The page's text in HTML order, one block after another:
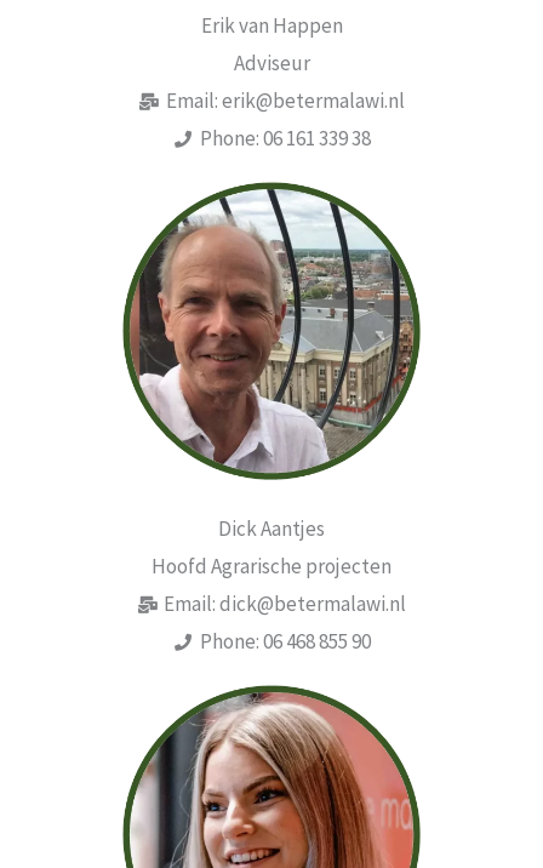
Erik van Happen
Adviseur
Email: erik@betermalawi.nl
Phone: 06 161 339 38
Dick Aantjes
Hoofd Agrarische projecten
Email: dick@betermalawi.nl
Phone: 06 468 855 90